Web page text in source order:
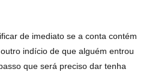
de imediato se a conta contém
indício de que alguém entrou
que será preciso dar tenha